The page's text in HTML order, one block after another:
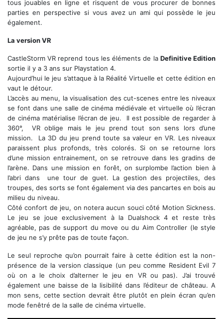
tous jouables en ligne et risquent de vous procurer de bonnes
parties en perspective si vous avez un ami qui possède le jeu
également.
La version VR
CastleStorm VR reprend tous les éléments de la Definitive Edition
sortie il y a 3 ans sur Playstation 4.
Aujourd’hui le jeu s’attaque à la Réalité Virtuelle et cette édition en
vaut le détour.
L’accès au menu, la visualisation des cut-scenes entre les niveaux
se font dans une salle de cinéma médiévale et virtuelle où l’écran
de cinéma matérialise l’écran de jeu. Il est possible de regarder à
360°, VR oblige mais le jeu prend tout son sens lors d’une
mission. La 3D du jeu prend toute sa valeur en VR. Les niveaux
paraissent plus profonds, très colorés. Si on se retourne lors
d’une mission entrainement, on se retrouve dans les gradins de
l’arène. Dans une mission en forêt, on surplombe l’action bien à
l’abri dans une tour de guet. La gestion des projectiles, des
troupes, des sorts se font également via des pancartes en bois au
milieu du niveau.
Côté confort de jeu, on notera aucun souci côté Motion Sickness.
Le jeu se joue exclusivement à la Dualshock 4 et reste très
agréable, pas de support du move ou du Aim Controller (le style
de jeu ne s’y prête pas de toute façon.
Le seul reproche qu’on pourrait faire à cette édition est la non-
présence de la version classique (un peu comme Resident Evil 7
où on a le choix d’alterner le jeu en VR ou pas). J’ai trouvé
également une baisse de la lisibilité dans l’éditeur de château. A
mon sens, cette section devrait être plutôt en plein écran qu’en
mode fenêtré de la salle de cinéma virtuelle.